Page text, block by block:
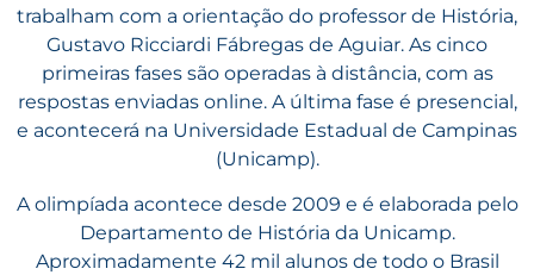
trabalham com a orientação do professor de História,
Gustavo Ricciardi Fábregas de Aguiar. As cinco
primeiras fases são operadas à distância, com as
respostas enviadas online. A última fase é presencial,
e acontecerá na Universidade Estadual de Campinas
(Unicamp).
A olimpíada acontece desde 2009 e é elaborada pelo
Departamento de História da Unicamp.
Aproximadamente 42 mil alunos de todo o Brasil